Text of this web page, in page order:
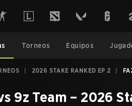
Torneos Equipos
2026 STAKE RANKED EP 2
9z Team – 2026